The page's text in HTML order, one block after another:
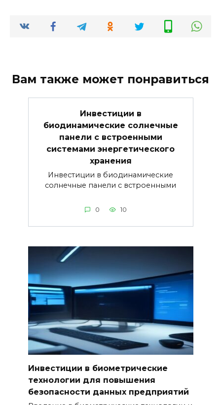
Вам также может понравиться
Инвестиции в
биодинамические солнечные
панели с встроенными
системами энергетического
хранения
Инвестиции в биодинамические
солнечные панели с встроенными
0 10
Инвестиции в биометрические
технологии для повышения
безопасности данных предприятий